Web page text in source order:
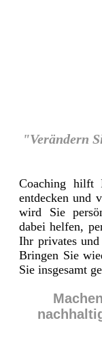
"Verändern
Coaching hilft
entdecken und
wird Sie
dabei helfen,
Ihr privates
Bringen Sie
Sie insgesamt